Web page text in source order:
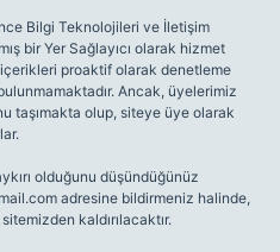
Bilgi Teknolojileri ve İletişim
bir Yer Sağlayıcı olarak hizmet
proaktif olarak denetleme
Ancak, üyelerimiz
taşımakta olup, siteye üye olarak
olduğunu düşündüğünüz
adresine bildirmeniz halinde,
kaldırılacaktır.